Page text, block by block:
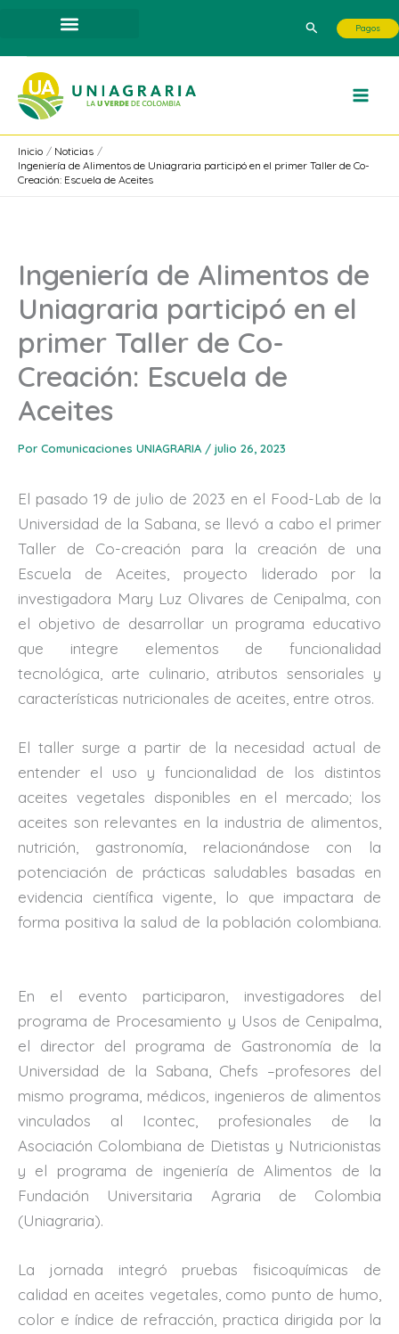
contenido
Buscar Pagos
Inicio
Noticias
Ingeniería de Alimentos de Uniagraria participó en el primer Taller de Co-
Creación: Escuela de Aceites
Ingeniería de Alimentos de
Uniagraria participó en el
primer Taller de Co-
Creación: Escuela de
Aceites
Por Comunicaciones UNIAGRARIA / julio 26, 2023
El pasado 19 de julio de 2023 en el Food-Lab de la
Universidad de la Sabana, se llevó a cabo el primer
Taller de Co-creación para la creación de una
Escuela de Aceites, proyecto liderado por la
investigadora Mary Luz Olivares de Cenipalma, con
el objetivo de desarrollar un programa educativo
que integre elementos de funcionalidad
tecnológica, arte culinario, atributos sensoriales y
características nutricionales de aceites, entre otros.
El taller surge a partir de la necesidad actual de
entender el uso y funcionalidad de los distintos
aceites vegetales disponibles en el mercado; los
aceites son relevantes en la industria de alimentos,
nutrición, gastronomía, relacionándose con la
potenciación de prácticas saludables basadas en
evidencia científica vigente, lo que impactara de
forma positiva la salud de la población colombiana.
En el evento participaron, investigadores del
programa de Procesamiento y Usos de Cenipalma,
el director del programa de Gastronomía de la
Universidad de la Sabana, Chefs –profesores del
mismo programa, médicos, ingenieros de alimentos
vinculados al Icontec, profesionales de la
Asociación Colombiana de Dietistas y Nutricionistas
y el programa de ingeniería de Alimentos de la
Fundación Universitaria Agraria de Colombia
(Uniagraria).
La jornada integró pruebas fisicoquímicas de
calidad en aceites vegetales, como punto de humo,
color e índice de refracción, practica dirigida por la